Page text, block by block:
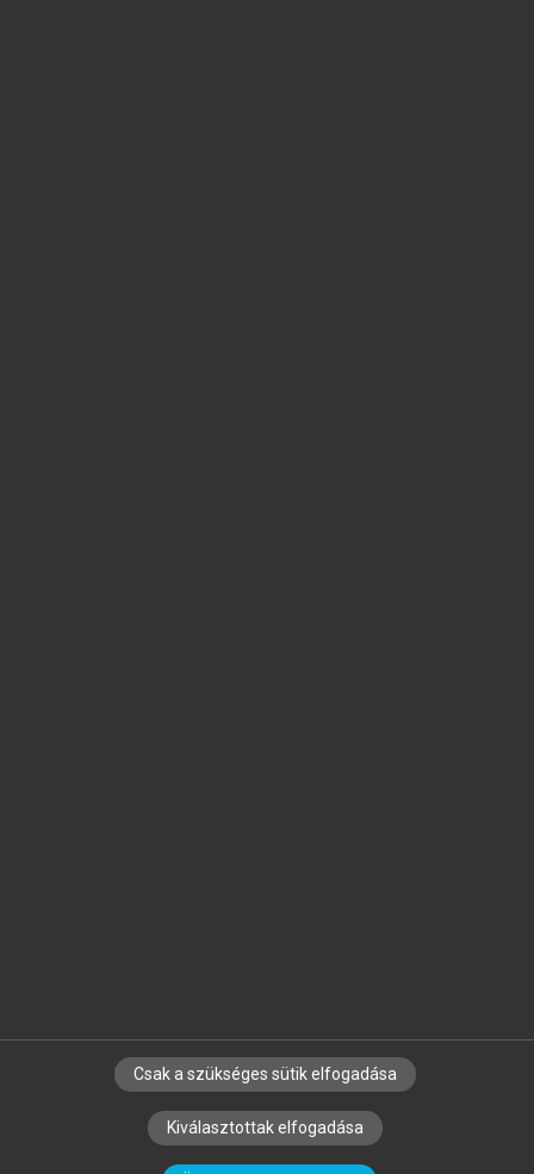
SZERZŐKNEK CÉGEKNEK KÖNYVTÁROSOKNAK
SZERKESZTÉSI ÉS LEKTORÁLÁSI ALAPELVEK
Csak a szükséges sütik elfogadása
Kiválasztottak elfogadása